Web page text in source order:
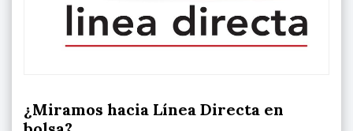
¿Miramos hacia Línea Directa en